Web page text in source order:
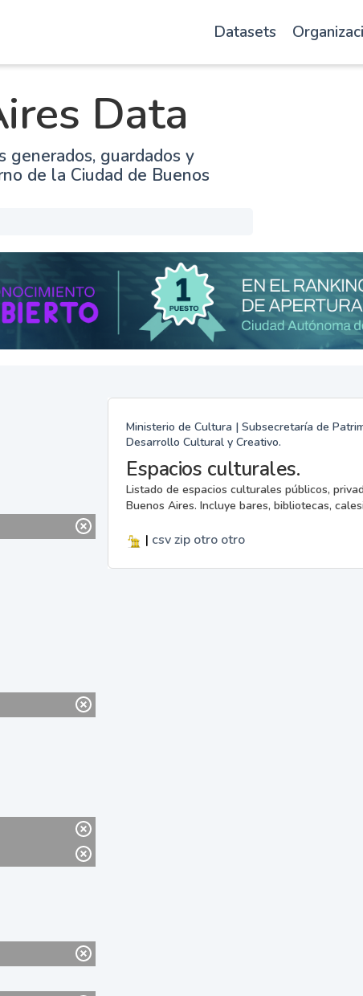
Datasets
Data
generados, guardados y
de la Ciudad de Buenos
Ministerio de Cultura | Subsecretaría de
Desarrollo Cultural y Creativo.
Espacios culturales.
Listado de espacios culturales públicos,
Buenos Aires. Incluye bares, bibliotecas,
| csvzip otro otro